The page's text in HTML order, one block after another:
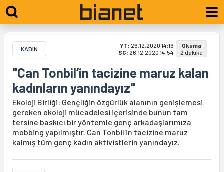
KADIN YT: 26.12.2020 14:16
SG: 26.12.2020 14:54
Okuma
2 dakika
"Can Tonbil’in tacizine maruz kalan
kadınların yanındayız"
Ekoloji Birliği: Gençliğin özgürlük alanının genişlemesi
gereken ekoloji mücadelesi içerisinde bunun tam
tersine baskıcı bir yöntemle genç arkadaşlarımıza
mobbing yapılmıştır. Can Tonbil'in tacizine maruz
kalmış tüm genç kadın aktivistlerin yanındayız.